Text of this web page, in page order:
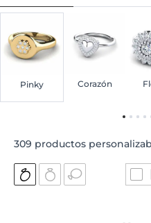
Pinky Corazón
309 productos